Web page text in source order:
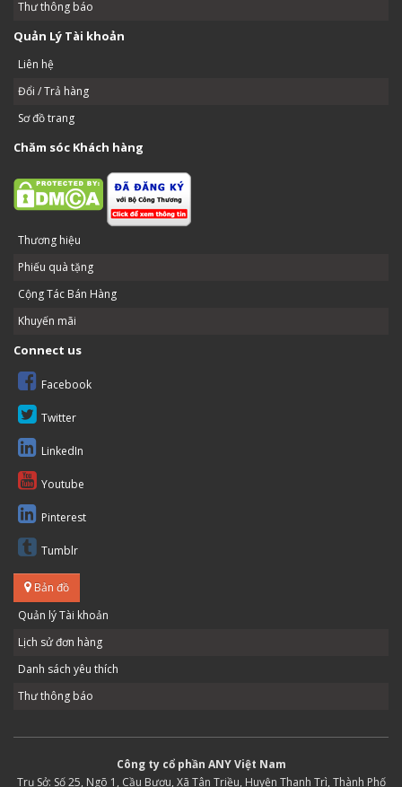
Thư thông báo
Quản Lý Tài khoản
Liên hệ
Đổi / Trả hàng
Sơ đồ trang
Chăm sóc Khách hàng
Thương hiệu
Phiếu quà tặng
Cộng Tác Bán Hàng
Khuyến mãi
Connect us
Facebook
Twitter
LinkedIn
Youtube
Pinterest
Tumblr
Bản đồ
Quản lý Tài khoản
Lịch sử đơn hàng
Danh sách yêu thích
Thư thông báo
Công ty cổ phần ANY Việt Nam
Trụ Sở: Số 25, Ngõ 1, Cầu Bươu, Xã Tân Triều, Huyện Thanh Trì, Thành Phố